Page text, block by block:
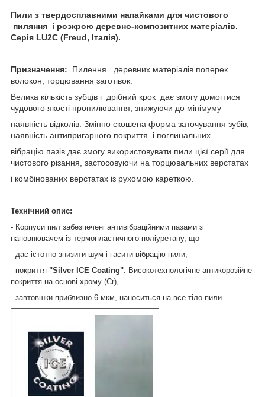
Пили з твердосплавними напайками для чистового
пиляння і розкрою деревно-композитних матеріалів.
Серія LU2С (Freud, Італія).
Призначення:
Пилення деревних матеріалів поперек
волокон, торцювання заготівок.
Велика кількість зубців і дрібний крок дає змогу домогтися
чудового якості пропилювання, знижуючи до мінімуму
наявність відколів. Змінно скошена форма заточування зубів,
наявність антипригарного покриття і поглинальних
вібрацію пазів дає змогу використовувати пили цієї серії для
чистового різання, застосовуючи на торцювальних верстатах
і комбінованих верстатах із рухомою кареткою.
Технічний опис:
- Корпуси пил забезпечені антивібраційними пазами з
наповнювачем із термопластичного поліуретану, що
дає істотно знизити шум і гасити вібрацію пили;
- покриття "Silver ICE Coating" . Високотехнологічне антикорозійне
покриття на основі хрому (Cr),
завтовшки приблизно 6 мкм, наноситься на все тіло пили.